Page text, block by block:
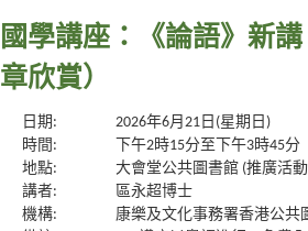
國學講座：《論語》新
章欣賞）
日期:
2026年6月21日(星期日)
時間:
下午2時15分至下午3時45分
地點:
大會堂公共圖書館 (推廣活
講者:
區永超博士
機構:
康樂及文化事務署香港公共